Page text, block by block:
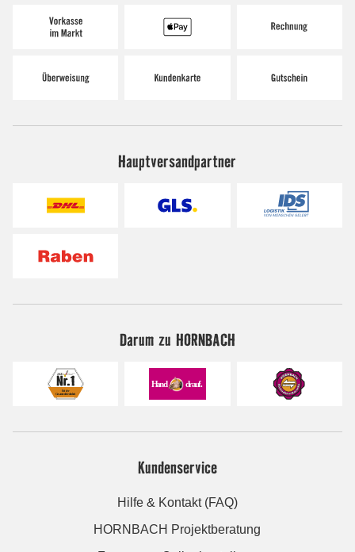
Hauptversandpartner
Darum zu HORNBACH
Kundenservice
Hilfe & Kontakt (FAQ)
HORNBACH Projektberatung